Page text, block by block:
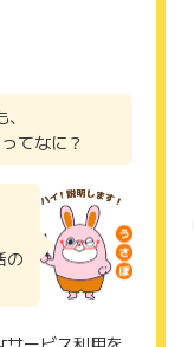
トタウンのサポート
て、広告主に直接
外となる場合がご
ず保管してくださ
れる際に、該当の
。
しかねますので、
るアプリのこと
ってなに？
の